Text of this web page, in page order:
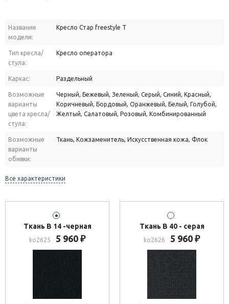
Название
модели:
Кресло Стар freestyle Т
Тип кресла/
стула:
Кресло оператора
Каркас: Раздельный
Возможные
варианты
цвета кресла/
стула:
Черный, Бежевый, Зеленый, Серый, Синий, Красный,
Коричневый, Бордовый, Оранжевый, Белый, Голубой,
Желтый, Салатовый, Розовый, Комбинированный
Возможные
варианты
обивки:
Ткань, Кожзаменитель, Искусственная кожа, Флок
Все характеристики
Ткань В 14 -черная
ko2625 5 960 ₽
Ткань В 40 - серая
ko2626 5 960 ₽